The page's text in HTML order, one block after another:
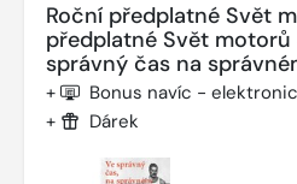
Roční předplatné Svět
předplatné Svět motorů
správný čas na
+ Bonus navíc -
+ Dárek